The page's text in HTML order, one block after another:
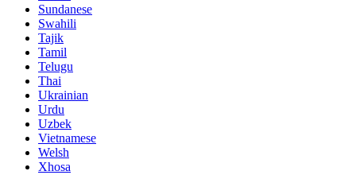
Sundanese
Swahili
Tajik
Tamil
Telugu
Thai
Ukrainian
Urdu
Uzbek
Vietnamese
Welsh
Xhosa